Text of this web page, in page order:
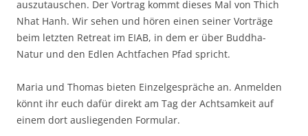
auszutauschen. Der Vortrag kommt dieses Mal von Thich
Nhat Hanh. Wir sehen und hören einen seiner Vorträge
beim letzten Retreat im EIAB, in dem er über Buddha-
Natur und den Edlen Achtfachen Pfad spricht.
Maria und Thomas bieten Einzelgespräche an. Anmelden
könnt ihr euch dafür direkt am Tag der Achtsamkeit auf
einem dort ausliegenden Formular.